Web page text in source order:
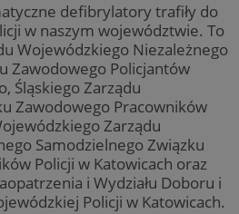
defibrylatory trafiły do
w naszym województwie. To
Wojewódzkiego Niezależnego
Zawodowego Policjantów
Śląskiego Zarządu
Zawodowego Pracowników
Zarządu
Samodzielnego Związku
Policji w Katowicach oraz
i Wydziału Doboru i
Policji w Katowicach.